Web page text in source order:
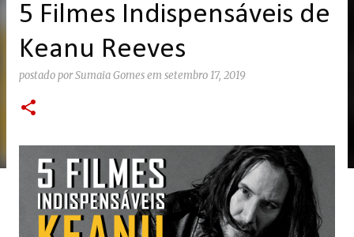
5 Filmes Indispensáveis de
Keanu Reeves
postado porSumaia Gomesem setembro 17, 2019